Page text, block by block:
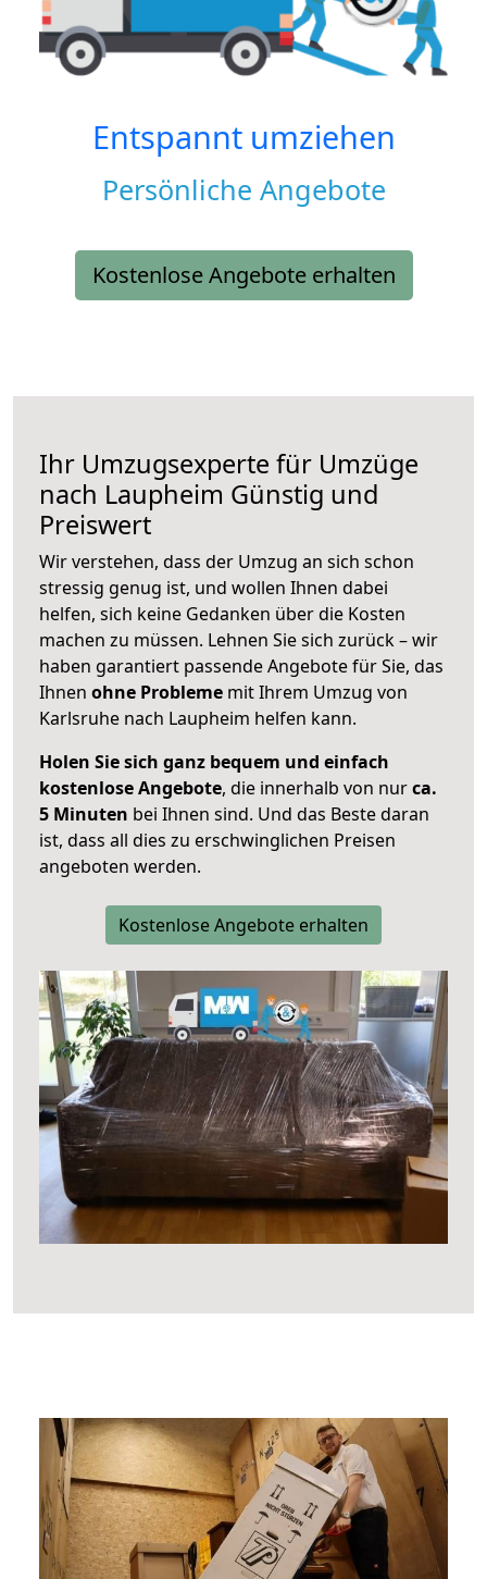
Entspannt umziehen
Persönliche Angebote
Kostenlose Angebote erhalten
Ihr Umzugsexperte für Umzüge
nach Laupheim Günstig und
Preiswert
Wir verstehen, dass der Umzug an sich schon
stressig genug ist, und wollen Ihnen dabei
helfen, sich keine Gedanken über die Kosten
machen zu müssen. Lehnen Sie sich zurück – wir
haben garantiert passende Angebote für Sie, das
Ihnen ohne Probleme mit Ihrem Umzug von
Karlsruhe nach Laupheim helfen kann.
Holen Sie sich ganz bequem und einfach
kostenlose Angebote, die innerhalb von nurca.
5 Minuten bei Ihnen sind. Und das Beste daran
ist, dass all dies zu erschwinglichen Preisen
angeboten werden.
Kostenlose Angebote erhalten